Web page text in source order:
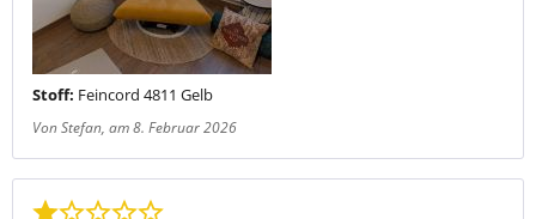
Stoff: Feincord 4811 Gelb
Von Stefan, am 8. Februar 2026